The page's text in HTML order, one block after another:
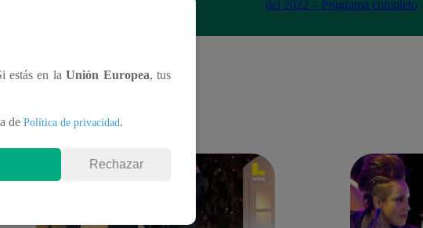
del 2022 – Programa completo
estás en laUnión Europea, tus
de Política de privacidad.
Rechazar